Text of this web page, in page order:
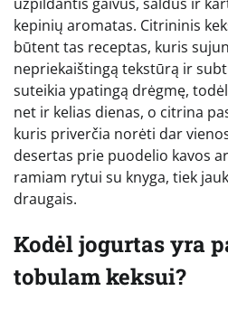
kepinių aromatas. Citrininis
būtent tas receptas, kuris
nepriekaištingą tekstūrą ir
suteikia ypatingą drėgmę,
net ir kelias dienas, o citrina
kuris priverčia norėti dar
desertas prie puodelio kavos
ramiam rytui su knyga, tiek
draugais.
Kodėl jogurtas yra
tobulam keksui?